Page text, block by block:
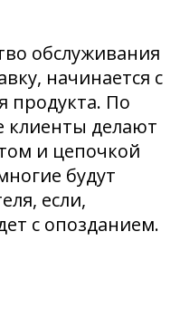
обслуживания
начинается с
продукта. По
клиенты делают
и цепочкой
будут
если,
с опозданием.